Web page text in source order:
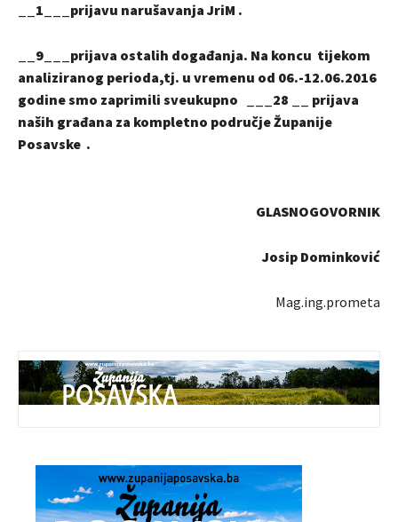
__1___prijavu narušavanja JriM .
__9___prijava ostalih događanja. Na koncu tijekom
analiziranog perioda,tj. u vremenu od 06.-12.06.2016
godine smo zaprimili sveukupno ___28 __ prijava
naših građana za kompletno područje Županije
Posavske .
GLASNOGOVORNIK
Josip Dominković
Mag.ing.prometa